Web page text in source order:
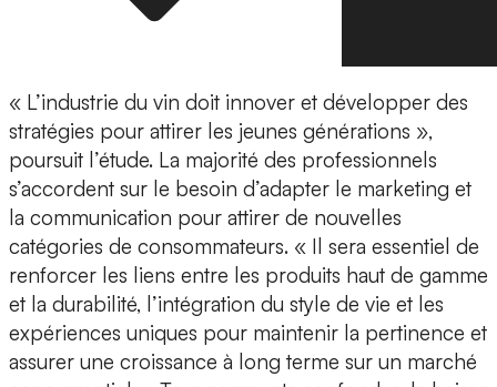
« L’industrie du vin doit innover et développer des
stratégies pour attirer les jeunes générations »,
poursuit l’étude. La majorité des professionnels
s’accordent sur le besoin d’adapter le marketing et
la communication pour attirer de nouvelles
catégories de consommateurs. « Il sera essentiel de
renforcer les liens entre les produits haut de gamme
et la durabilité, l’intégration du style de vie et les
expériences uniques pour maintenir la pertinence et
assurer une croissance à long terme sur un marché